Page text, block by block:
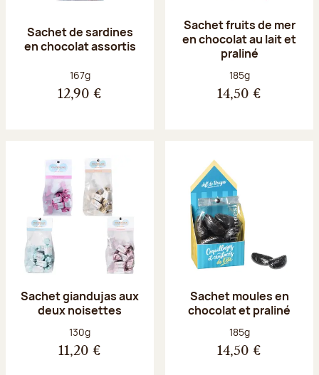
Sachet de sardines
en chocolat assortis
Poids net :
167g
12,90 €
Sachet fruits de mer
en chocolat au lait et
praliné
Poids net :
185g
14,50 €
Sachet giandujas aux
deux noisettes
Poids net :
130g
11,20 €
Sachet moules en
chocolat et praliné
Poids net :
185g
14,50 €